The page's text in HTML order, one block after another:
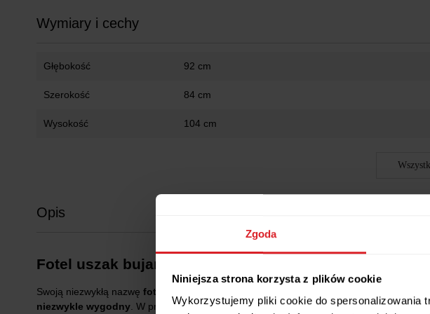
Zgoda
Niniejsza strona korzysta z plików cookie
Wykorzystujemy pliki cookie do spersonalizowania
Wymiary i cechy
Głębokość 92 cm
Szerokość 84 cm
Wysokość 104 cm
Opis
Fotel uszak bujany skandynawski Zoja Family Meble
Swoją niezwykłą nazwę fotel Uszak
niezwykle wygodny . W przypadkuZoi w wersji bujanejoparcie zostało specjalnie